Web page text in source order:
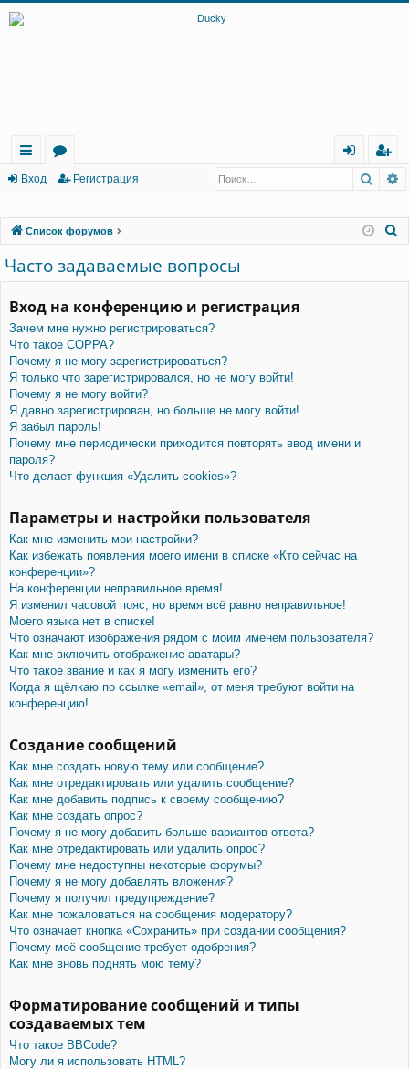
с
лк
и
о
м
ы
ег
тр
Вход Регистрация
Список форумов
Часто задаваемые вопросы
Вход на конференцию и регистрация
Зачем мне нужно регистрироваться?
Что такое COPPA?
Почему я не могу зарегистрироваться?
Я только что зарегистрировался, но не могу войти!
Почему я не могу войти?
Я давно зарегистрирован, но больше не могу войти!
Я забыл пароль!
Почему мне периодически приходится повторять ввод имени и
пароля?
Что делает функция «Удалить cookies»?
Параметры и настройки пользователя
Как мне изменить мои настройки?
Как избежать появления моего имени в списке «Кто сейчас на
конференции»?
На конференции неправильное время!
Я изменил часовой пояс, но время всё равно неправильное!
Моего языка нет в списке!
Что означают изображения рядом с моим именем пользователя?
Как мне включить отображение аватары?
Что такое звание и как я могу изменить его?
Когда я щёлкаю по ссылке «email», от меня требуют войти на
конференцию!
Создание сообщений
Как мне создать новую тему или сообщение?
Как мне отредактировать или удалить сообщение?
Как мне добавить подпись к своему сообщению?
Как мне создать опрос?
Почему я не могу добавить больше вариантов ответа?
Как мне отредактировать или удалить опрос?
Почему мне недоступны некоторые форумы?
Почему я не могу добавлять вложения?
Почему я получил предупреждение?
Как мне пожаловаться на сообщения модератору?
Что означает кнопка «Сохранить» при создании сообщения?
Почему моё сообщение требует одобрения?
Как мне вновь поднять мою тему?
Форматирование сообщений и типы
создаваемых тем
Что такое BBCode?
Могу ли я использовать HTML?